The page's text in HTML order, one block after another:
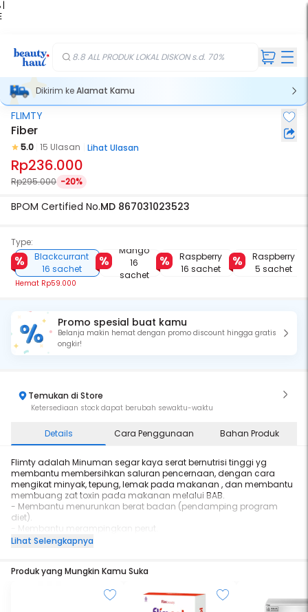
|
8.8 ALL PRODUK LOKAL DISKON s.d. 70%
Dikirim keAlamat Kamu
FLIMTY
Fiber
5.0 15 Ulasan Lihat Ulasan
Rp236.000
Rp295.000 -20%
BPOM Certified No.MD 867031023523
Type:
Blackcurrant
16 sachet
Hemat Rp59.000
Mango
16
sachet
Raspberry
16 sachet
Raspberry
5 sachet
Promo spesial buat kamu
Belanja makin hemat dengan promo discount hingga gratis
ongkir!
Temukan di Store
Ketersediaan stock dapat berubah sewaktu-waktu
Details Cara Penggunaan Bahan Produk
Flimty adalah Minuman segar kaya serat bernutrisi tinggi yg
membantu membersihkan saluran pencernaan, dengan cara
mengikat minyak, tepung, lemak pada makanan , dan membantu
membuang zat toxin pada makanan melalui BAB.
- Membantu menurunkan berat badan (pendamping program
diet).
- Membantu merampingkan perut.
- Membantu melancarkan buang air besar (BAB).
- Membantu menurunkan kadar kolesterol -sehingga menurunkan
- Membantu mengontrol berat badan.
- Mencukupi nutrisi vitamin dan mineral untuk tubuh.
Lihat Selengkapnya
Produk yang Mungkin Kamu Suka